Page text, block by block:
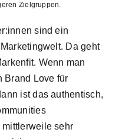
Zielgruppen.
sind ein
Da geht
Wenn man
Brand Love für
ist das authentisch,
sehr